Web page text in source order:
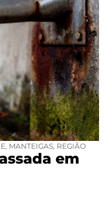
, MANTEIGAS, REGIÃO
em